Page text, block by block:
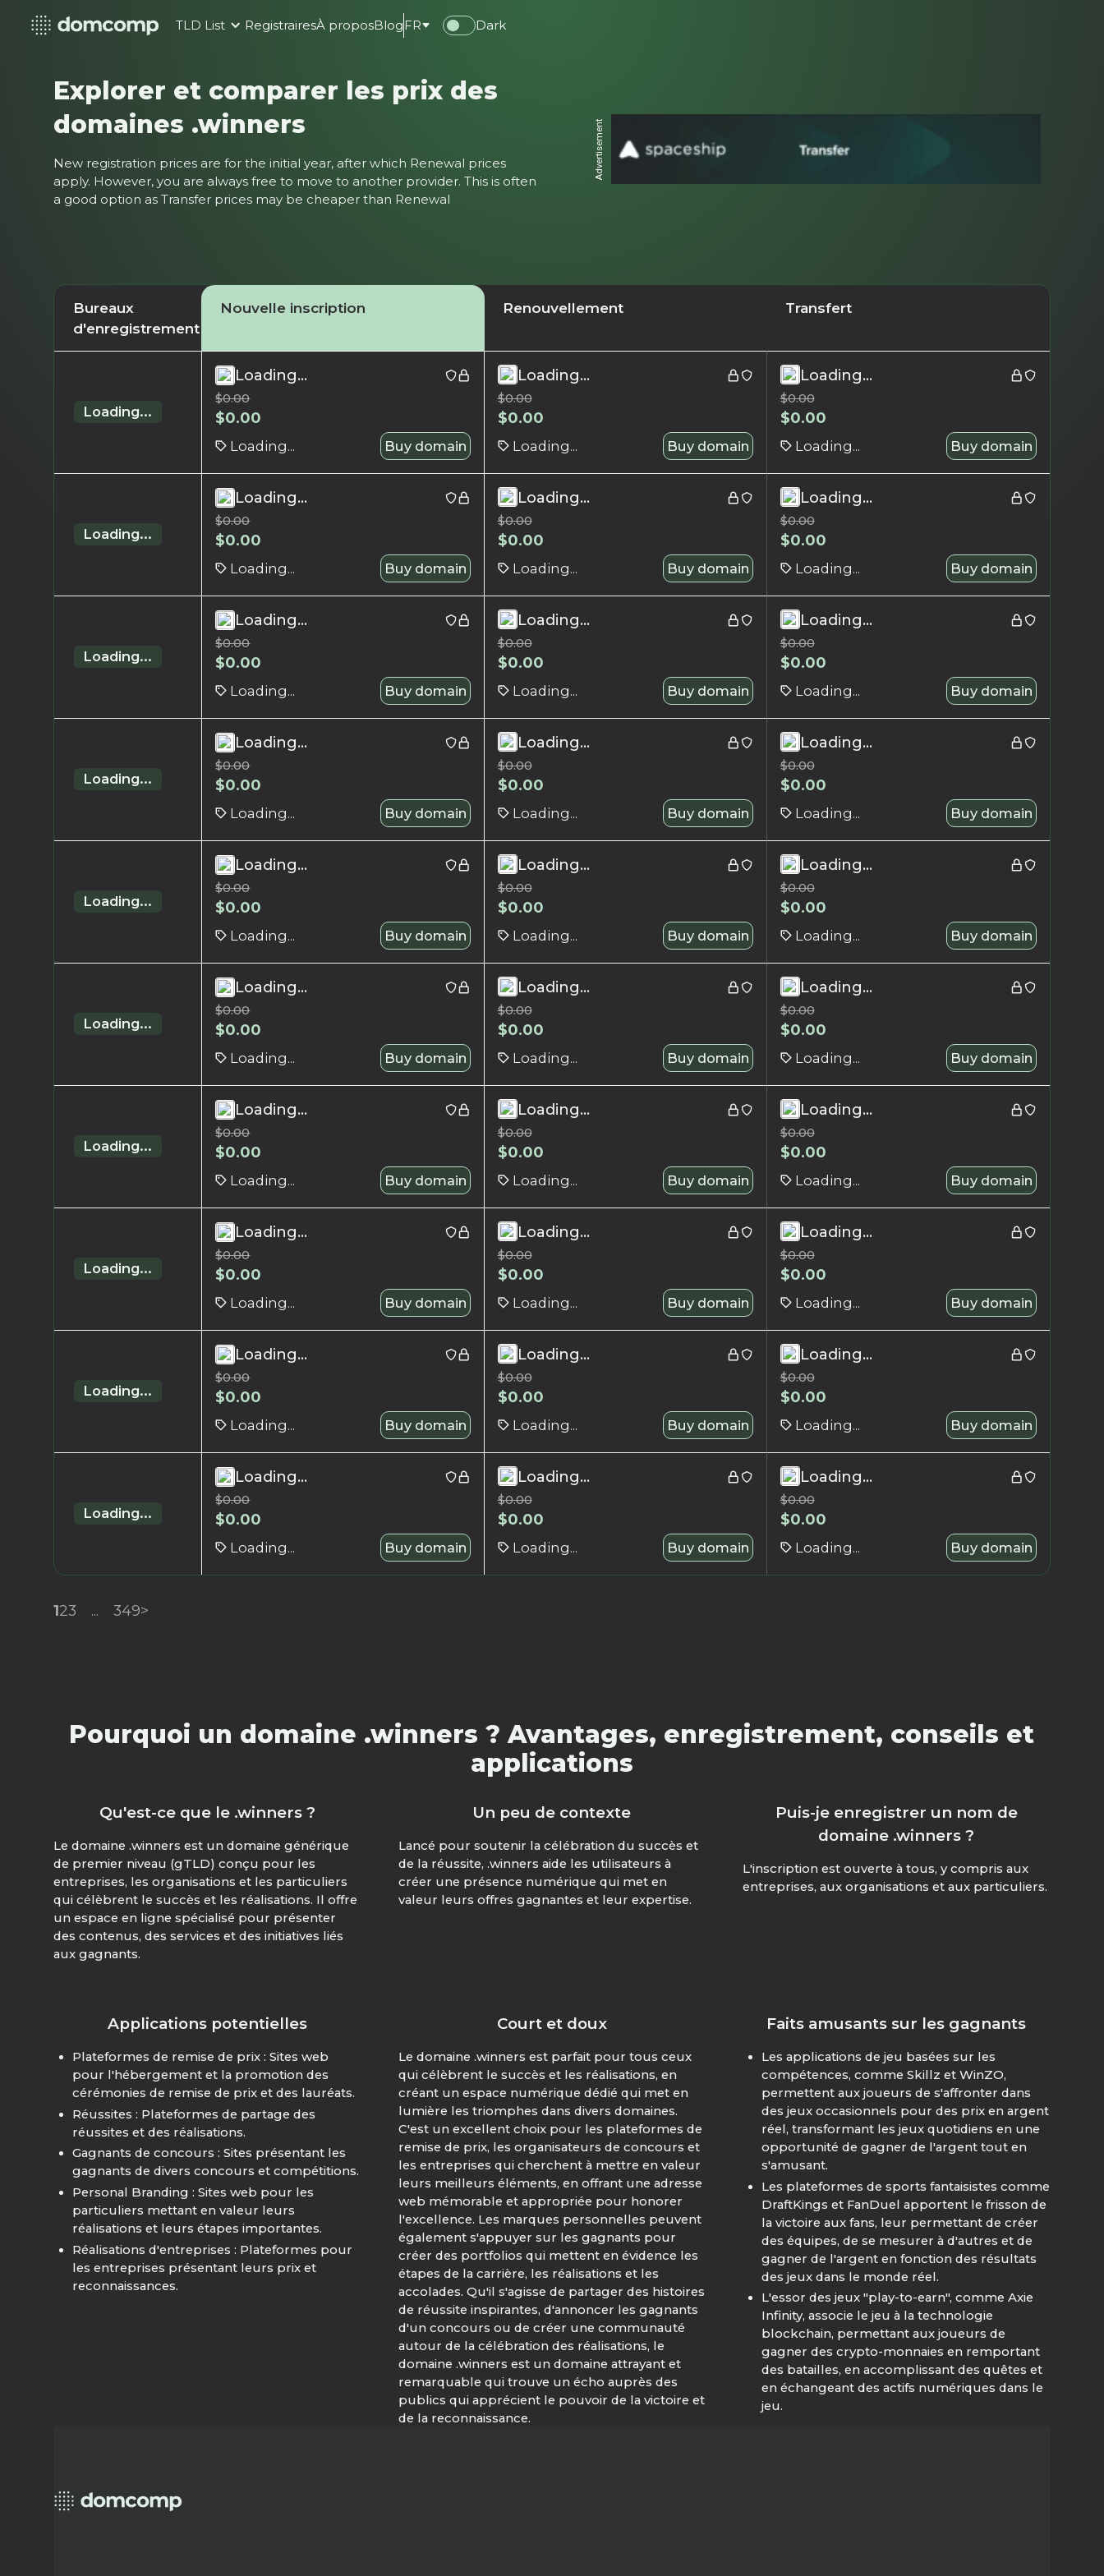
TLD List RegistrairesÀ proposBlog FR Dark
Explorer et comparer les prix des
domaines .winners
New registration prices are for the initial year, after which Renewal prices
apply. However, you are always free to move to another provider. This is often
a good option as Transfer prices may be cheaper than Renewal
Advertisement
Bureaux
d'enregistrement
Nouvelle inscription Renouvellement Transfert
Loading...
Loading...
$0.00
$0.00
Loading... Buy domain
Loading...
$0.00
$0.00
Loading... Buy domain
Loading...
$0.00
$0.00
Loading... Buy domain
Loading...
Loading...
$0.00
$0.00
Loading... Buy domain
Loading...
$0.00
$0.00
Loading... Buy domain
Loading...
$0.00
$0.00
Loading... Buy domain
Loading...
Loading...
$0.00
$0.00
Loading... Buy domain
Loading...
$0.00
$0.00
Loading... Buy domain
Loading...
$0.00
$0.00
Loading... Buy domain
Loading...
Loading...
$0.00
$0.00
Loading... Buy domain
Loading...
$0.00
$0.00
Loading... Buy domain
Loading...
$0.00
$0.00
Loading... Buy domain
Loading...
Loading...
$0.00
$0.00
Loading... Buy domain
Loading...
$0.00
$0.00
Loading... Buy domain
Loading...
$0.00
$0.00
Loading... Buy domain
Loading...
Loading...
$0.00
$0.00
Loading... Buy domain
Loading...
$0.00
$0.00
Loading... Buy domain
Loading...
$0.00
$0.00
Loading... Buy domain
Loading...
Loading...
$0.00
$0.00
Loading... Buy domain
Loading...
$0.00
$0.00
Loading... Buy domain
Loading...
$0.00
$0.00
Loading... Buy domain
Loading...
Loading...
$0.00
$0.00
Loading... Buy domain
Loading...
$0.00
$0.00
Loading... Buy domain
Loading...
$0.00
$0.00
Loading... Buy domain
Loading...
Loading...
$0.00
$0.00
Loading... Buy domain
Loading...
$0.00
$0.00
Loading... Buy domain
Loading...
$0.00
$0.00
Loading... Buy domain
Loading...
Loading...
$0.00
$0.00
Loading... Buy domain
Loading...
$0.00
$0.00
Loading... Buy domain
Loading...
$0.00
$0.00
Loading... Buy domain
123 ... 349>
Pourquoi un domaine .winners ? Avantages, enregistrement, conseils et
applications
Qu'est-ce que le .winners ?
Le domaine .winners est un domaine générique
de premier niveau (gTLD) conçu pour les
entreprises, les organisations et les particuliers
qui célèbrent le succès et les réalisations. Il offre
un espace en ligne spécialisé pour présenter
des contenus, des services et des initiatives liés
aux gagnants.
Un peu de contexte
Lancé pour soutenir la célébration du succès et
de la réussite, .winners aide les utilisateurs à
créer une présence numérique qui met en
valeur leurs offres gagnantes et leur expertise.
Puis-je enregistrer un nom de
domaine .winners ?
L'inscription est ouverte à tous, y compris aux
entreprises, aux organisations et aux particuliers.
Applications potentielles
Plateformes de remise de prix : Sites web
pour l'hébergement et la promotion des
cérémonies de remise de prix et des lauréats.
Réussites : Plateformes de partage des
réussites et des réalisations.
Gagnants de concours : Sites présentant les
gagnants de divers concours et compétitions.
Personal Branding : Sites web pour les
particuliers mettant en valeur leurs
réalisations et leurs étapes importantes.
Réalisations d'entreprises : Plateformes pour
les entreprises présentant leurs prix et
reconnaissances.
Court et doux
Le domaine .winners est parfait pour tous ceux
qui célèbrent le succès et les réalisations, en
créant un espace numérique dédié qui met en
lumière les triomphes dans divers domaines.
C'est un excellent choix pour les plateformes de
remise de prix, les organisateurs de concours et
les entreprises qui cherchent à mettre en valeur
leurs meilleurs éléments, en offrant une adresse
web mémorable et appropriée pour honorer
l'excellence. Les marques personnelles peuvent
également s'appuyer sur les gagnants pour
créer des portfolios qui mettent en évidence les
étapes de la carrière, les réalisations et les
accolades. Qu'il s'agisse de partager des histoires
de réussite inspirantes, d'annoncer les gagnants
d'un concours ou de créer une communauté
autour de la célébration des réalisations, le
domaine .winners est un domaine attrayant et
remarquable qui trouve un écho auprès des
publics qui apprécient le pouvoir de la victoire et
de la reconnaissance.
Faits amusants sur les gagnants
Les applications de jeu basées sur les
compétences, comme Skillz et WinZO,
permettent aux joueurs de s'affronter dans
des jeux occasionnels pour des prix en argent
réel, transformant les jeux quotidiens en une
opportunité de gagner de l'argent tout en
s'amusant.
Les plateformes de sports fantaisistes comme
DraftKings et FanDuel apportent le frisson de
la victoire aux fans, leur permettant de créer
des équipes, de se mesurer à d'autres et de
gagner de l'argent en fonction des résultats
des jeux dans le monde réel.
L'essor des jeux "play-to-earn", comme Axie
Infinity, associe le jeu à la technologie
blockchain, permettant aux joueurs de
gagner des crypto-monnaies en remportant
des batailles, en accomplissant des quêtes et
en échangeant des actifs numériques dans le
jeu.